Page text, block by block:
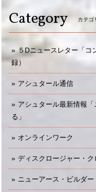
Category カテゴ
５Dニュースレター「コ
録）
アシュタール通信
アシュタール最新情報
る」
オンラインワーク
ディスクロージャー・ク
ニューアース・ビルダ